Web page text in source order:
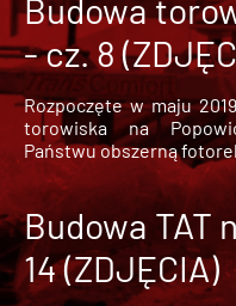
Budowa
- cz. 8
Rozpoczęte w maju
torowiska na
Państwu obszerną
Budowa TAT
14 (ZDJĘCIA)